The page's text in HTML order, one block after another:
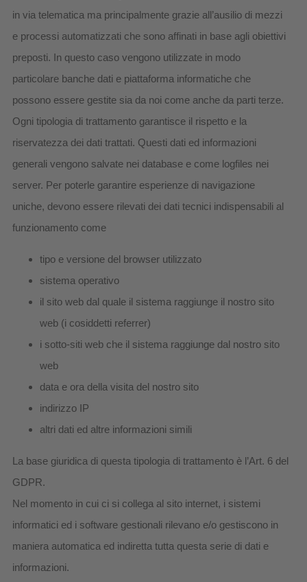
in via telematica ma principalmente grazie all’ausilio di mezzi
e processi automatizzati che sono affinati in base agli obiettivi
preposti. In questo caso vengono utilizzate in modo
particolare banche dati e piattaforma informatiche che
possono essere gestite sia da noi come anche da parti terze.
Ogni tipologia di trattamento garantisce il rispetto e la
riservatezza dei dati trattati. Questi dati ed informazioni
generali vengono salvate nei database e come logfiles nei
server. Per poterle garantire esperienze di navigazione
uniche, devono essere rilevati dei dati tecnici indispensabili al
funzionamento come
tipo e versione del browser utilizzato
sistema operativo
il sito web dal quale il sistema raggiunge il nostro sito
web (i cosiddetti referrer)
i sotto-siti web che il sistema raggiunge dal nostro sito
web
data e ora della visita del nostro sito
indirizzo IP
altri dati ed altre informazioni simili
La base giuridica di questa tipologia di trattamento è l’Art. 6 del
GDPR.
Nel momento in cui ci si collega al sito internet, i sistemi
informatici ed i software gestionali rilevano e/o gestiscono in
maniera automatica ed indiretta tutta questa serie di dati e
informazioni.